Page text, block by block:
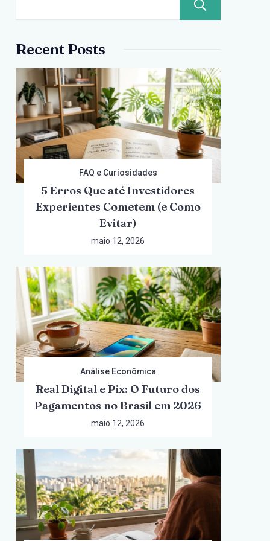
Recent Posts
FAQ e Curiosidades
5 Erros Que até Investidores
Experientes Cometem (e Como
Evitar)
maio 12, 2026
Análise Econômica
Real Digital e Pix: O Futuro dos
Pagamentos no Brasil em 2026
maio 12, 2026